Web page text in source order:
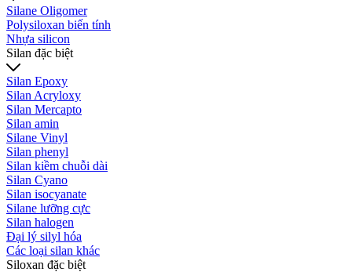
Silane Oligomer
Polysiloxan biến tính
Nhựa silicon
Silan đặc biệt
Silan Epoxy
Silan Acryloxy
Silan Mercapto
Silan amin
Silane Vinyl
Silan phenyl
Silan kiềm chuỗi dài
Silan Cyano
Silan isocyanate
Silane lưỡng cực
Silan halogen
Đại lý silyl hóa
Các loại silan khác
Siloxan đặc biệt